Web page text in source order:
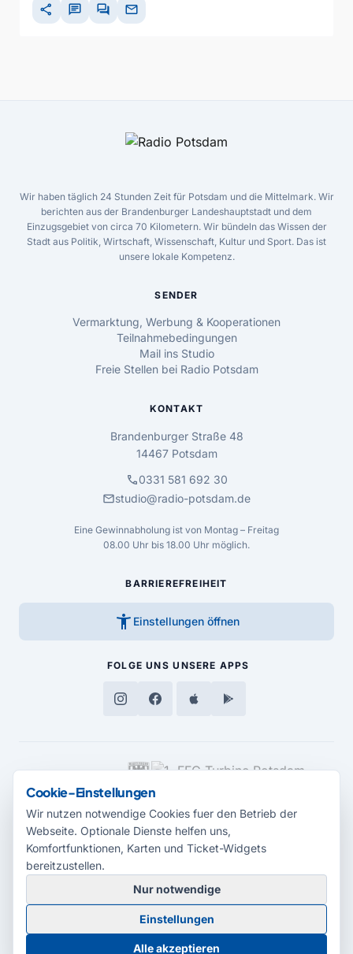
share chat forum mail
Wir haben täglich 24 Stunden Zeit für Potsdam und die Mittelmark. Wir
berichten aus der Brandenburger Landeshauptstadt und dem
Einzugsgebiet von circa 70 Kilometern. Wir bündeln das Wissen der
Stadt aus Politik, Wirtschaft, Wissenschaft, Kultur und Sport. Das ist
unsere lokale Kompetenz.
SENDER
Vermarktung, Werbung & Kooperationen
Teilnahmebedingungen
Mail ins Studio
Freie Stellen bei Radio Potsdam
KONTAKT
Brandenburger Straße 48
14467 Potsdam
call0331 581 692 30
mailstudio@radio-potsdam.de
Eine Gewinnabholung ist von Montag – Freitag
08.00 Uhr bis 18.00 Uhr möglich.
BARRIEREFREIHEIT
accessibility_new Einstellungen öffnen
FOLGE UNS UNSERE APPS
MEDIENPARTNER
© 2026 Radio Potsdam. Webseite entwickelt durch dieMedienagentur
Babelsberg
BarrierefreiheitserklärungAGBDatenschutzImpressum
Cookie-Einstellungen
Wir nutzen notwendige Cookies fuer den Betrieb der
Webseite. Optionale Dienste helfen uns,
Komfortfunktionen, Karten und Ticket-Widgets
bereitzustellen.
Nur notwendige
Einstellungen
Alle akzeptieren